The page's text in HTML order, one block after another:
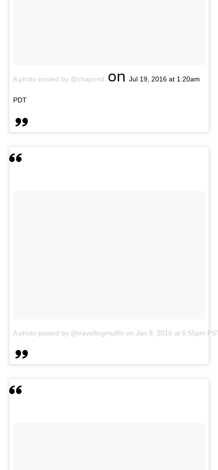
A photo posted by @chapond on Jul 19, 2016 at 1:20am
PDT
A photo posted by @travellingmuffin on Jan 9, 2016 at 6:55pm